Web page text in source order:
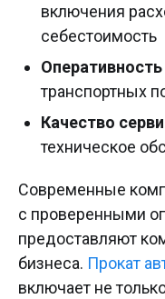
включения
себестоимость
Оперативность
транспортных
Качество
техническое
Современные
с проверенными
предоставляют
бизнеса. Прокат
включает не